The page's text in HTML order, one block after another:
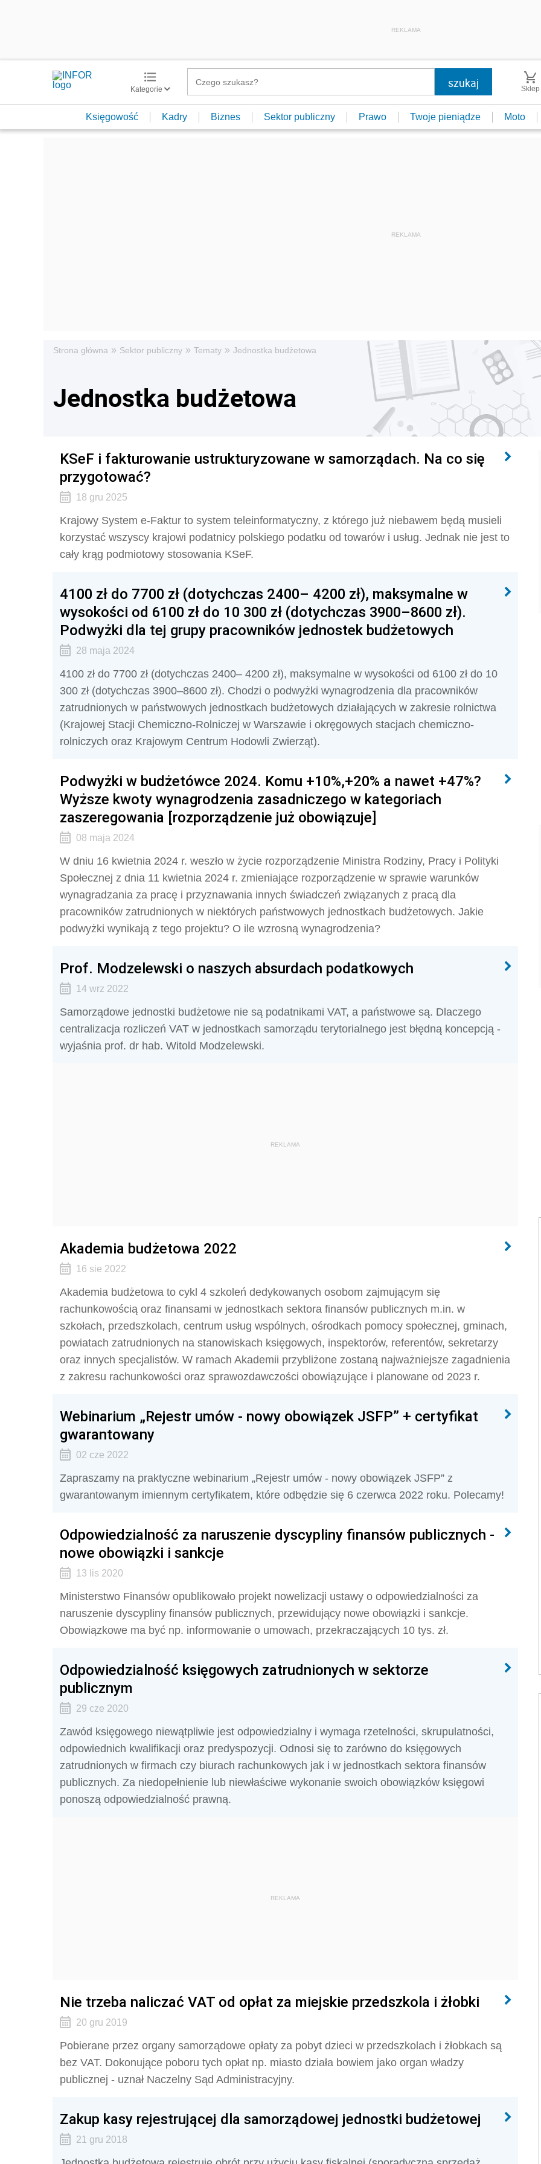
REKLAMA
Kategorie Sklep
Księgowość Kadry Biznes Sektor publiczny Prawo Twoje pieniądze Moto
Strona główna » Sektor publiczny » Tematy » Jednostka budżetowa
Jednostka budżetowa
KSeF i fakturowanie ustrukturyzowane w samorządach. Na co się
przygotować?
18 gru 2025
Krajowy System e-Faktur to system teleinformatyczny, z którego już niebawem będą musieli
korzystać wszyscy krajowi podatnicy polskiego podatku od towarów i usług. Jednak nie jest to
cały krąg podmiotowy stosowania KSeF.
4100 zł do 7700 zł (dotychczas 2400– 4200 zł), maksymalne w
wysokości od 6100 zł do 10 300 zł (dotychczas 3900–8600 zł).
Podwyżki dla tej grupy pracowników jednostek budżetowych
28 maja 2024
4100 zł do 7700 zł (dotychczas 2400– 4200 zł), maksymalne w wysokości od 6100 zł do 10
300 zł (dotychczas 3900–8600 zł). Chodzi o podwyżki wynagrodzenia dla pracowników
zatrudnionych w państwowych jednostkach budżetowych działających w zakresie rolnictwa
(Krajowej Stacji Chemiczno-Rolniczej w Warszawie i okręgowych stacjach chemiczno-
rolniczych oraz Krajowym Centrum Hodowli Zwierząt).
Podwyżki w budżetówce 2024. Komu +10%,+20% a nawet +47%?
Wyższe kwoty wynagrodzenia zasadniczego w kategoriach
zaszeregowania [rozporządzenie już obowiązuje]
08 maja 2024
W dniu 16 kwietnia 2024 r. weszło w życie rozporządzenie Ministra Rodziny, Pracy i Polityki
Społecznej z dnia 11 kwietnia 2024 r. zmieniające rozporządzenie w sprawie warunków
wynagradzania za pracę i przyznawania innych świadczeń związanych z pracą dla
pracowników zatrudnionych w niektórych państwowych jednostkach budżetowych. Jakie
podwyżki wynikają z tego projektu? O ile wzrosną wynagrodzenia?
Prof. Modzelewski o naszych absurdach podatkowych
14 wrz 2022
Samorządowe jednostki budżetowe nie są podatnikami VAT, a państwowe są. Dlaczego
centralizacja rozliczeń VAT w jednostkach samorządu terytorialnego jest błędną koncepcją -
wyjaśnia prof. dr hab. Witold Modzelewski.
REKLAMA
Akademia budżetowa 2022
16 sie 2022
Akademia budżetowa to cykl 4 szkoleń dedykowanych osobom zajmującym się
rachunkowością oraz finansami w jednostkach sektora finansów publicznych m.in. w
szkołach, przedszkolach, centrum usług wspólnych, ośrodkach pomocy społecznej, gminach,
powiatach zatrudnionych na stanowiskach księgowych, inspektorów, referentów, sekretarzy
oraz innych specjalistów. W ramach Akademii przybliżone zostaną najważniejsze zagadnienia
z zakresu rachunkowości oraz sprawozdawczości obowiązujące i planowane od 2023 r.
Webinarium „Rejestr umów - nowy obowiązek JSFP” + certyfikat
gwarantowany
02 cze 2022
Zapraszamy na praktyczne webinarium „Rejestr umów - nowy obowiązek JSFP” z
gwarantowanym imiennym certyfikatem, które odbędzie się 6 czerwca 2022 roku. Polecamy!
Odpowiedzialność za naruszenie dyscypliny finansów publicznych -
nowe obowiązki i sankcje
13 lis 2020
Ministerstwo Finansów opublikowało projekt nowelizacji ustawy o odpowiedzialności za
naruszenie dyscypliny finansów publicznych, przewidujący nowe obowiązki i sankcje.
Obowiązkowe ma być np. informowanie o umowach, przekraczających 10 tys. zł.
Odpowiedzialność księgowych zatrudnionych w sektorze
publicznym
29 cze 2020
Zawód księgowego niewątpliwie jest odpowiedzialny i wymaga rzetelności, skrupulatności,
odpowiednich kwalifikacji oraz predyspozycji. Odnosi się to zarówno do księgowych
zatrudnionych w firmach czy biurach rachunkowych jak i w jednostkach sektora finansów
publicznych. Za niedopełnienie lub niewłaściwe wykonanie swoich obowiązków księgowi
ponoszą odpowiedzialność prawną.
REKLAMA
Nie trzeba naliczać VAT od opłat za miejskie przedszkola i żłobki
20 gru 2019
Pobierane przez organy samorządowe opłaty za pobyt dzieci w przedszkolach i żłobkach są
bez VAT. Dokonujące poboru tych opłat np. miasto działa bowiem jako organ władzy
publicznej - uznał Naczelny Sąd Administracyjny.
Zakup kasy rejestrującej dla samorządowej jednostki budżetowej
21 gru 2018